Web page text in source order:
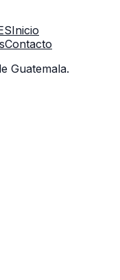
Inicio
Contacto
Guatemala.